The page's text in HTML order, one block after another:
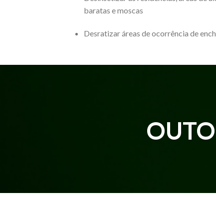
baratas e moscas
Desratizar áreas de ocorrência de